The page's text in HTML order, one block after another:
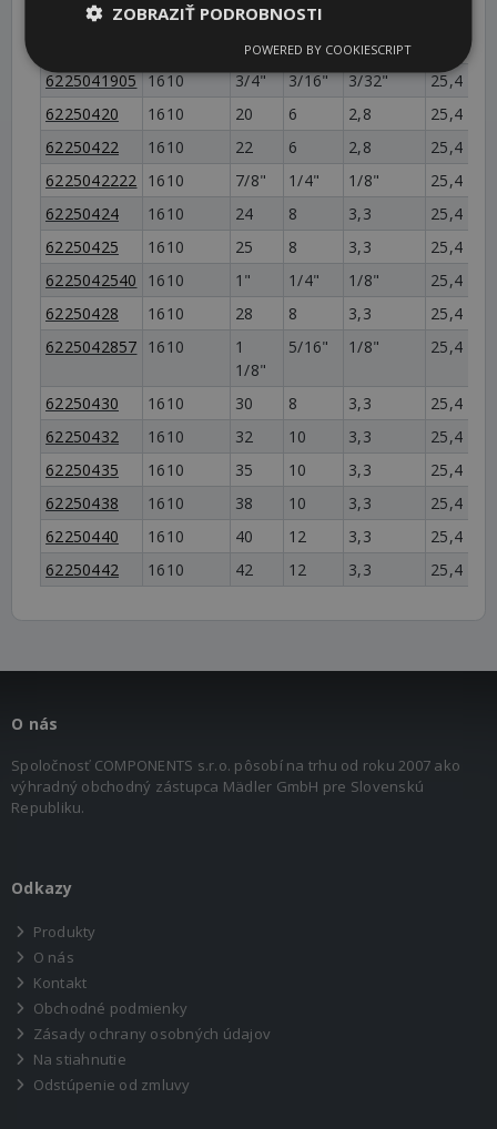
62250418
1610 18 6
19 6 2,8
6225041905 1610 3/4" 3/16" 3/32" 25,4
62250420
1610 20 6 2,8 25,4
62250422
1610 22 6 2,8 25,4
6225042222 1610 7/8" 1/4" 1/8" 25,4
62250424
1610 24 8 3,3 25,4
62250425
1610 25 8 3,3 25,4
6225042540
1610 1" 1/4" 1/8" 25,4
62250428
1610 28 8 3,3 25,4
6225042857 1610
1
1/8"
5/16" 1/8" 25,4
62250430 1610 30 8 3,3 25,4
62250432
1610 32 10 3,3 25,4
62250435
1610 35 10 3,3 25,4
62250438
1610 38 10 3,3 25,4
62250440
1610 40 12 3,3 25,4
62250442
1610 42 12 3,3 25,4
O nás
Spoločnosť COMPONENTS s.r.o. pôsobí na trhu od roku 2007 ako
výhradný obchodný zástupca Mädler GmbH pre Slovenskú
Republiku.
Odkazy
Produkty
O nás
Kontakt
Obchodné podmienky
Zásady ochrany osobných údajov
Na stiahnutie
Odstúpenie od zmluvy
ZOBRAZIŤ PODROBNOSTI
POWERED BY COOKIESCRIPT